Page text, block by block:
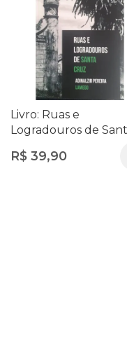
Livro: Ruas e
Logradouros de
Lamego | Livro Novo
R$ 39,90